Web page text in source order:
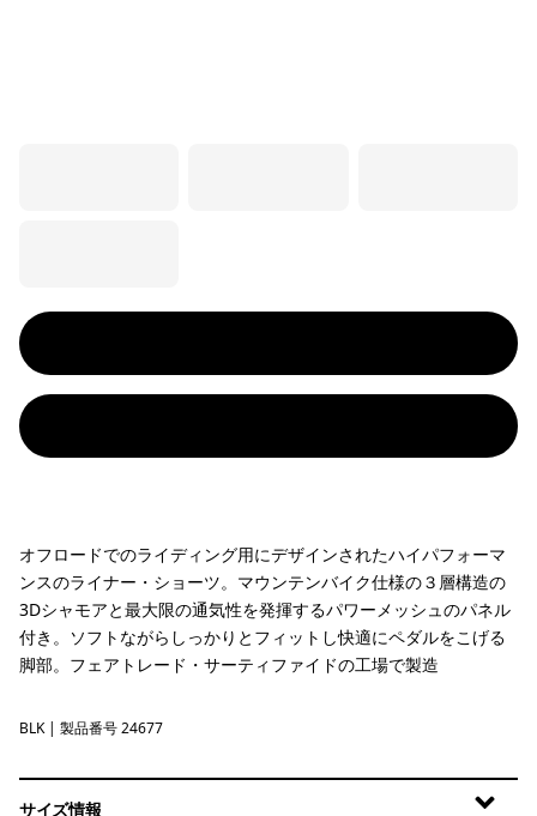
オフロードでのライディング用にデザインされたハイパフォーマ
ンスのライナー・ショーツ。マウンテンバイク仕様の３層構造の
3Dシャモアと最大限の通気性を発揮するパワーメッシュのパネル
付き。ソフトながらしっかりとフィットし快適にペダルをこげる
脚部。フェアトレード・サーティファイドの工場で製造
Black
BLK | 製品番号 24677
サイズ情報